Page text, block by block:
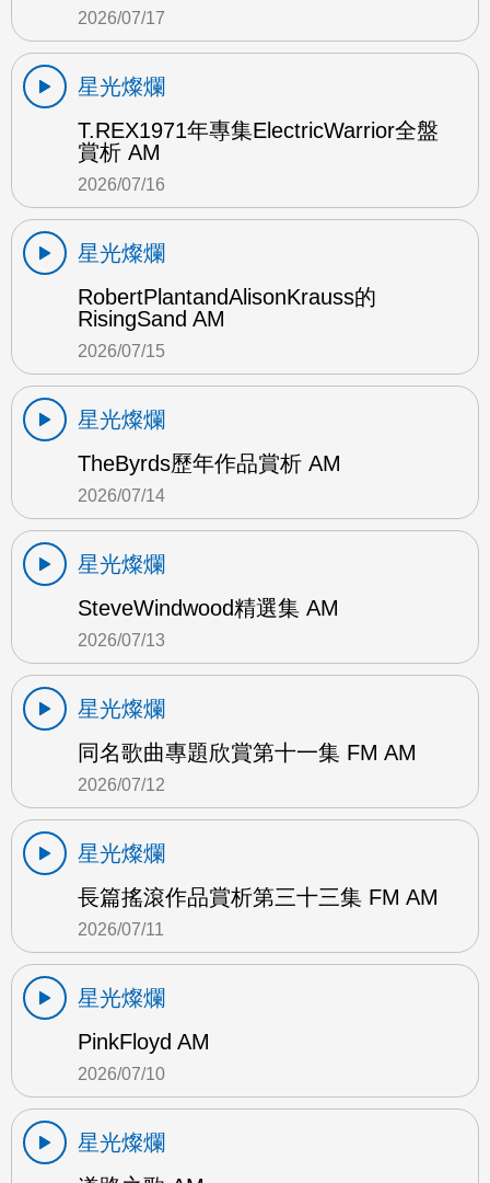
2026/07/17
星光燦爛
T.REX1971年專集ElectricWarrior全盤
賞析 AM
2026/07/16
星光燦爛
RobertPlantandAlisonKrauss的
RisingSand AM
2026/07/15
星光燦爛
TheByrds歷年作品賞析 AM
2026/07/14
星光燦爛
SteveWindwood精選集 AM
2026/07/13
星光燦爛
同名歌曲專題欣賞第十一集 FM AM
2026/07/12
星光燦爛
長篇搖滾作品賞析第三十三集 FM AM
2026/07/11
星光燦爛
PinkFloyd AM
2026/07/10
星光燦爛